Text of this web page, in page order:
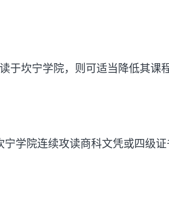
n
a
t
坎宁学院，则可适当降低其课
学院连续攻读商科文凭或四级证